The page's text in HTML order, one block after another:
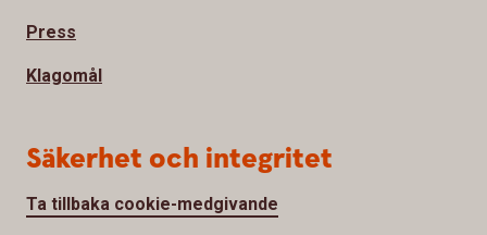
Press
Klagomål
Säkerhet och integritet
Ta tillbaka cookie-medgivande